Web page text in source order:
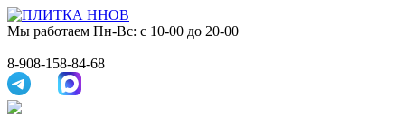
Мы работаем Пн-Вс: с 10-00 до 20-00
8-908-158-84-68